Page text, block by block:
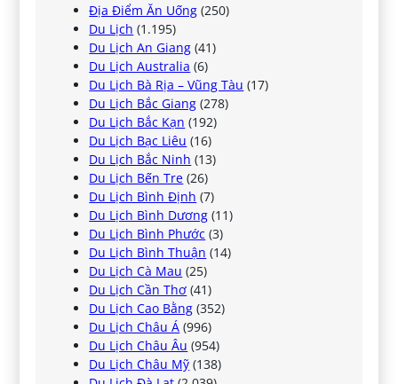
Địa Điểm Ăn Uống (250)
Du Lịch (1.195)
Du Lịch An Giang (41)
Du Lịch Australia (6)
Du Lịch Bà Rịa – Vũng Tàu (17)
Du Lịch Bắc Giang (278)
Du Lịch Bắc Kạn (192)
Du Lịch Bạc Liêu (16)
Du Lịch Bắc Ninh (13)
Du Lịch Bến Tre (26)
Du Lịch Bình Định (7)
Du Lịch Bình Dương (11)
Du Lịch Bình Phước (3)
Du Lịch Bình Thuận (14)
Du Lịch Cà Mau (25)
Du Lịch Cần Thơ (41)
Du Lịch Cao Bằng (352)
Du Lịch Châu Á (996)
Du Lịch Châu Âu (954)
Du Lịch Châu Mỹ (138)